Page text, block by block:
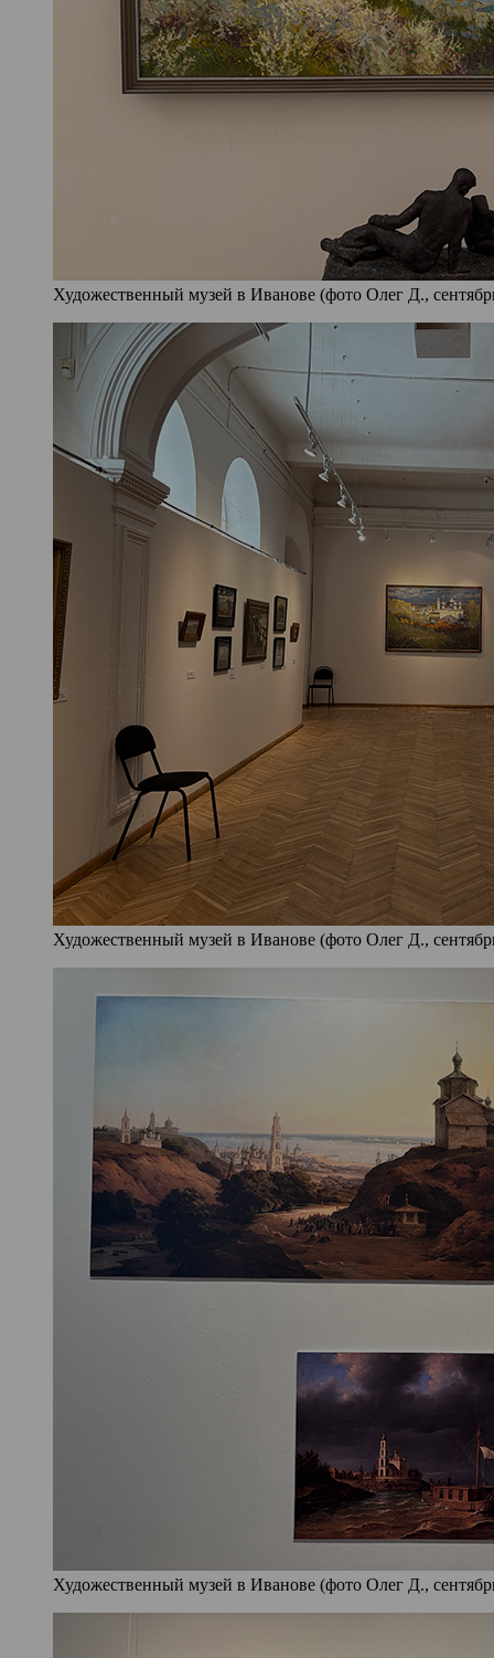
Художественный музей в Иванове (фото Олег Д.,
Художественный музей в Иванове (фото Олег Д.,
Художественный музей в Иванове (фото Олег Д.,